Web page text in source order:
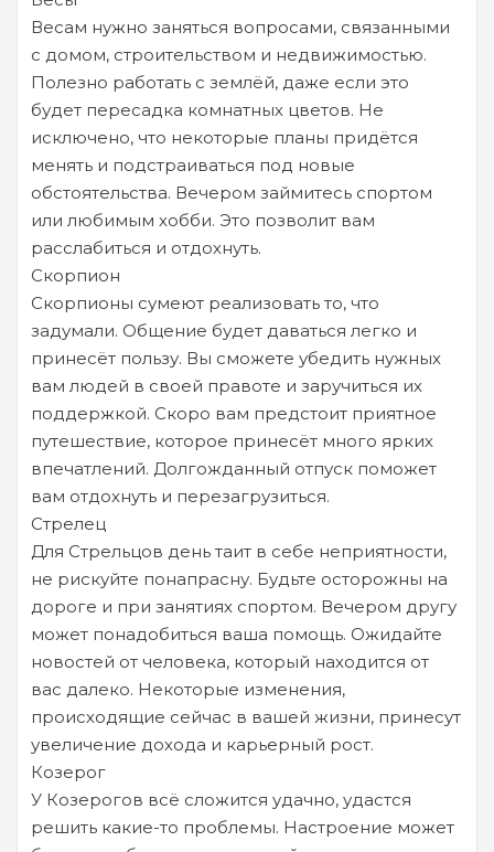
Весам нужно заняться вопросами, связанными
с домом, строительством и недвижимостью.
Полезно работать с землёй, даже если это
будет пересадка комнатных цветов. Не
исключено, что некоторые планы придётся
менять и подстраиваться под новые
обстоятельства. Вечером займитесь спортом
или любимым хобби. Это позволит вам
расслабиться и отдохнуть.
Скорпион
Скорпионы сумеют реализовать то, что
задумали. Общение будет даваться легко и
принесёт пользу. Вы сможете убедить нужных
вам людей в своей правоте и заручиться их
поддержкой. Скоро вам предстоит приятное
путешествие, которое принесёт много ярких
впечатлений. Долгожданный отпуск поможет
вам отдохнуть и перезагрузиться.
Стрелец
Для Стрельцов день таит в себе неприятности,
не рискуйте понапрасну. Будьте осторожны на
дороге и при занятиях спортом. Вечером другу
может понадобиться ваша помощь. Ожидайте
новостей от человека, который находится от
вас далеко. Некоторые изменения,
происходящие сейчас в вашей жизни, принесут
увеличение дохода и карьерный рост.
Козерог
У Козерогов всё сложится удачно, удастся
решить какие-то проблемы. Настроение может